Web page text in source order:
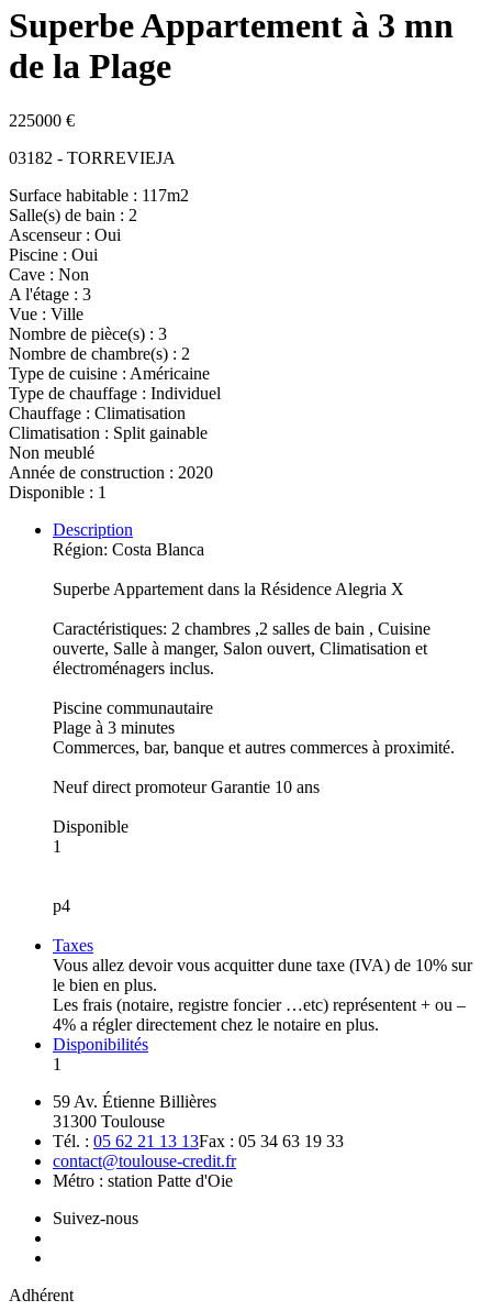
Superbe Appartement à 3 mn
de la Plage
225000 €
03182 - TORREVIEJA
Surface habitable : 117m2
Salle(s) de bain : 2
Ascenseur : Oui
Piscine : Oui
Cave : Non
A l'étage : 3
Vue : Ville
Nombre de pièce(s) : 3
Nombre de chambre(s) : 2
Type de cuisine : Américaine
Type de chauffage : Individuel
Chauffage : Climatisation
Climatisation : Split gainable
Non meublé
Année de construction : 2020
Disponible : 1
Description
Région: Costa Blanca
Superbe Appartement dans la Résidence Alegria X
Caractéristiques: 2 chambres ,2 salles de bain , Cuisine
ouverte, Salle à manger, Salon ouvert, Climatisation et
électroménagers inclus.
Piscine communautaire
Plage à 3 minutes
Commerces, bar, banque et autres commerces à proximité.
Neuf direct promoteur Garantie 10 ans
Disponible
1
p4
Taxes
Vous allez devoir vous acquitter dune taxe (IVA) de 10% sur
le bien en plus.
Les frais (notaire, registre foncier …etc) représentent + ou –
4% a régler directement chez le notaire en plus.
Disponibilités
1
59 Av. Étienne Billières
31300 Toulouse
Tél. : 05 62 21 13 13Fax : 05 34 63 19 33
contact@toulouse-credit.fr
Métro : station Patte d'Oie
Suivez-nous
Adhérent